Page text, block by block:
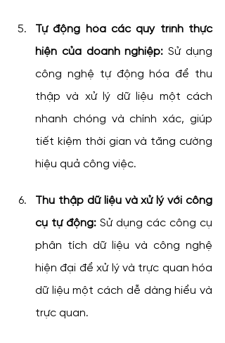
Tự động hóa các quy trình thực
hiện của doanh nghiệp: Sử dụng
công nghệ tự động hóa để thu
thập và xử lý dữ liệu một cách
nhanh chóng và chính xác, giúp
tiết kiệm thời gian và tăng cường
hiệu quả công việc.
Thu thập dữ liệu và xử lý với công
cụ tự động: Sử dụng các công cụ
phân tích dữ liệu và công nghệ
hiện đại để xử lý và trực quan hóa
dữ liệu một cách dễ dàng hiểu và
trực quan.